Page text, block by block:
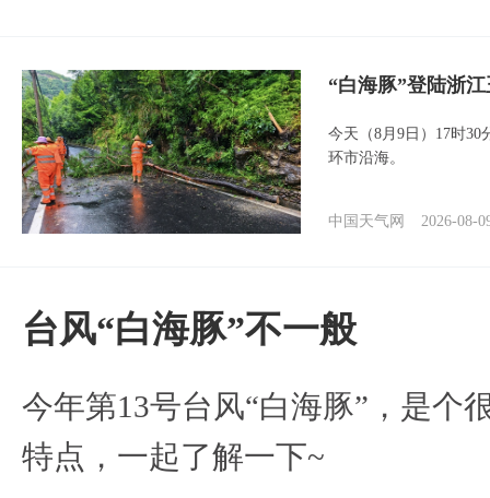
“白海豚”登陆浙
今天（8月9日）17时30
环市沿海。
中国天气网 2026-08-
台风“白海豚”不一般
今年第13号台风“白海豚”，是个
特点，一起了解一下~